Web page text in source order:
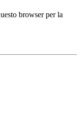
browser per la